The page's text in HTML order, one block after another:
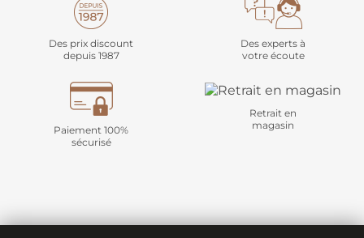
Des prix discount
depuis 1987
Des experts à
votre écoute
Paiement 100%
sécurisé
Retrait en
magasin